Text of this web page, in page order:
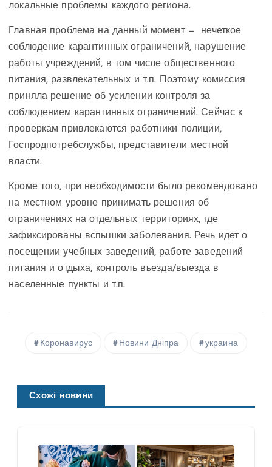
локальные проблемы каждого региона.
Главная проблема на данный момент — нечеткое
соблюдение карантинных ограничений, нарушение
работы учреждений, в том числе общественного
питания, развлекательных и т.п. Поэтому комиссия
приняла решение об усилении контроля за
соблюдением карантинных ограничений. Сейчас к
проверкам привлекаются работники полиции,
Госпродпотребслужбы, представители местной
власти.
Кроме того, при необходимости было рекомендовано
на местном уровне принимать решения об
ограничениях на отдельных территориях, где
зафиксированы вспышки заболевания. Речь идет о
посещении учебных заведений, работе заведений
питания и отдыха, контроль въезда/выезда в
населенные пункты и т.п.
Коронавирус Новини Дніпра украина
Схожі новини